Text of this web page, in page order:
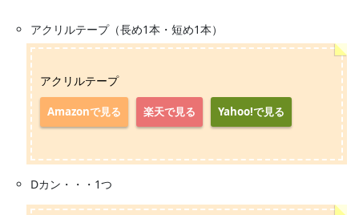
アクリルテープ（長め1本・短め1本）
アクリルテープ
Amazonで見る 楽天で見る Yahoo!で見る
Dカン・・・1つ